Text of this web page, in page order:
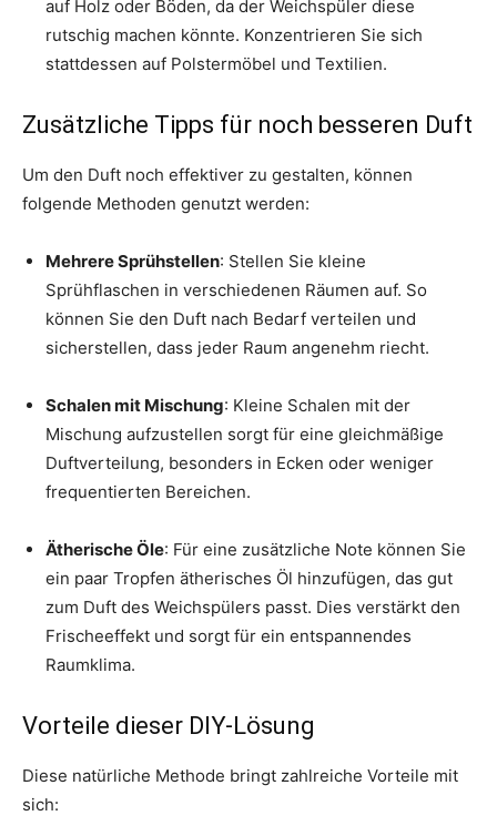
auf Holz oder Böden, da der Weichspüler diese
rutschig machen könnte. Konzentrieren Sie sich
stattdessen auf Polstermöbel und Textilien.
Zusätzliche Tipps für noch besseren Duft
Um den Duft noch effektiver zu gestalten, können
folgende Methoden genutzt werden:
Mehrere Sprühstellen: Stellen Sie kleine
Sprühflaschen in verschiedenen Räumen auf. So
können Sie den Duft nach Bedarf verteilen und
sicherstellen, dass jeder Raum angenehm riecht.
Schalen mit Mischung: Kleine Schalen mit der
Mischung aufzustellen sorgt für eine gleichmäßige
Duftverteilung, besonders in Ecken oder weniger
frequentierten Bereichen.
Ätherische Öle: Für eine zusätzliche Note können Sie
ein paar Tropfen ätherisches Öl hinzufügen, das gut
zum Duft des Weichspülers passt. Dies verstärkt den
Frischeeffekt und sorgt für ein entspannendes
Raumklima.
Vorteile dieser DIY-Lösung
Diese natürliche Methode bringt zahlreiche Vorteile mit
sich: